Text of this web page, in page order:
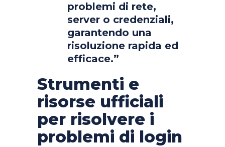
problemi di rete,
server o credenziali,
garantendo una
risoluzione rapida ed
efficace.”
Strumenti e
risorse ufficiali
per risolvere i
problemi di login